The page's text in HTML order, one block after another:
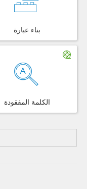
بناء عبارة
الكلمة المفقودة